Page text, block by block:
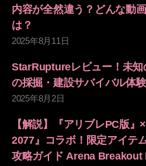
内容が全然違う？どんな動
は？
2025年8月11日
StarRuptureレビュー！未
の採掘・建設サバイバル体
2025年8月2日
【解説】『アリブレPC版』
2077』コラボ！限定アイテ
攻略ガイド Arena